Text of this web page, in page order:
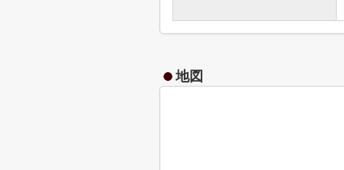
地図